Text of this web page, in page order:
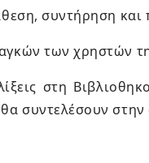
συντήρηση
των χρηστών
στη
θα συντελέσουν